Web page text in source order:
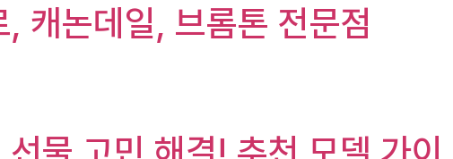
캐논데일, 브롬톤 전문점